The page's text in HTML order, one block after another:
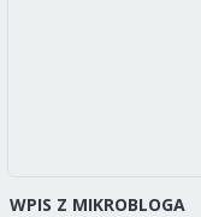
WPIS Z MIKROBLOGA